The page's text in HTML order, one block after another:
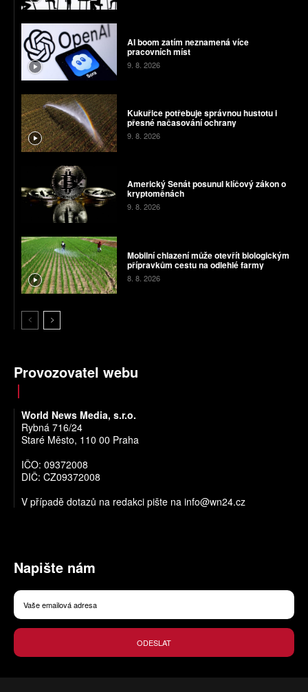
AI boom zatím neznamená více
pracovních míst
9. 8. 2026
Kukuřice potřebuje správnou hustotu i
přesné načasování ochrany
9. 8. 2026
Americký Senát posunul klíčový zákon o
kryptoměnách
9. 8. 2026
Mobilní chlazení může otevřít biologickým
přípravkům cestu na odlehlé farmy
8. 8. 2026
Provozovatel webu
World News Media, s.r.o.
Rybná 716/24
Staré Město, 110 00 Praha
IČO: 09372008
DIČ: CZ09372008
V případě dotazů na redakci pište na info@wn24.cz
Napište nám
ODESLAT